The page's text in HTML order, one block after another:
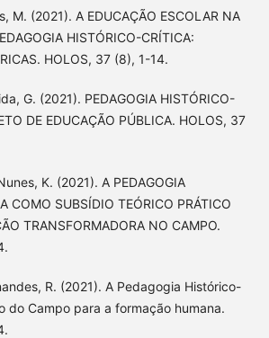
M. (2021). A EDUCAÇÃO ESCOLAR NA
HISTÓRICO-CRÍTICA:
HOLOS, 37 (8), 1-14.
G. (2021). PEDAGOGIA HISTÓRICO-
DE EDUCAÇÃO PÚBLICA. HOLOS, 37
K. (2021). A PEDAGOGIA
COMO SUBSÍDIO TEÓRICO PRÁTICO
TRANSFORMADORA NO CAMPO.
R. (2021). A Pedagogia Histórico-
do Campo para a formação humana.